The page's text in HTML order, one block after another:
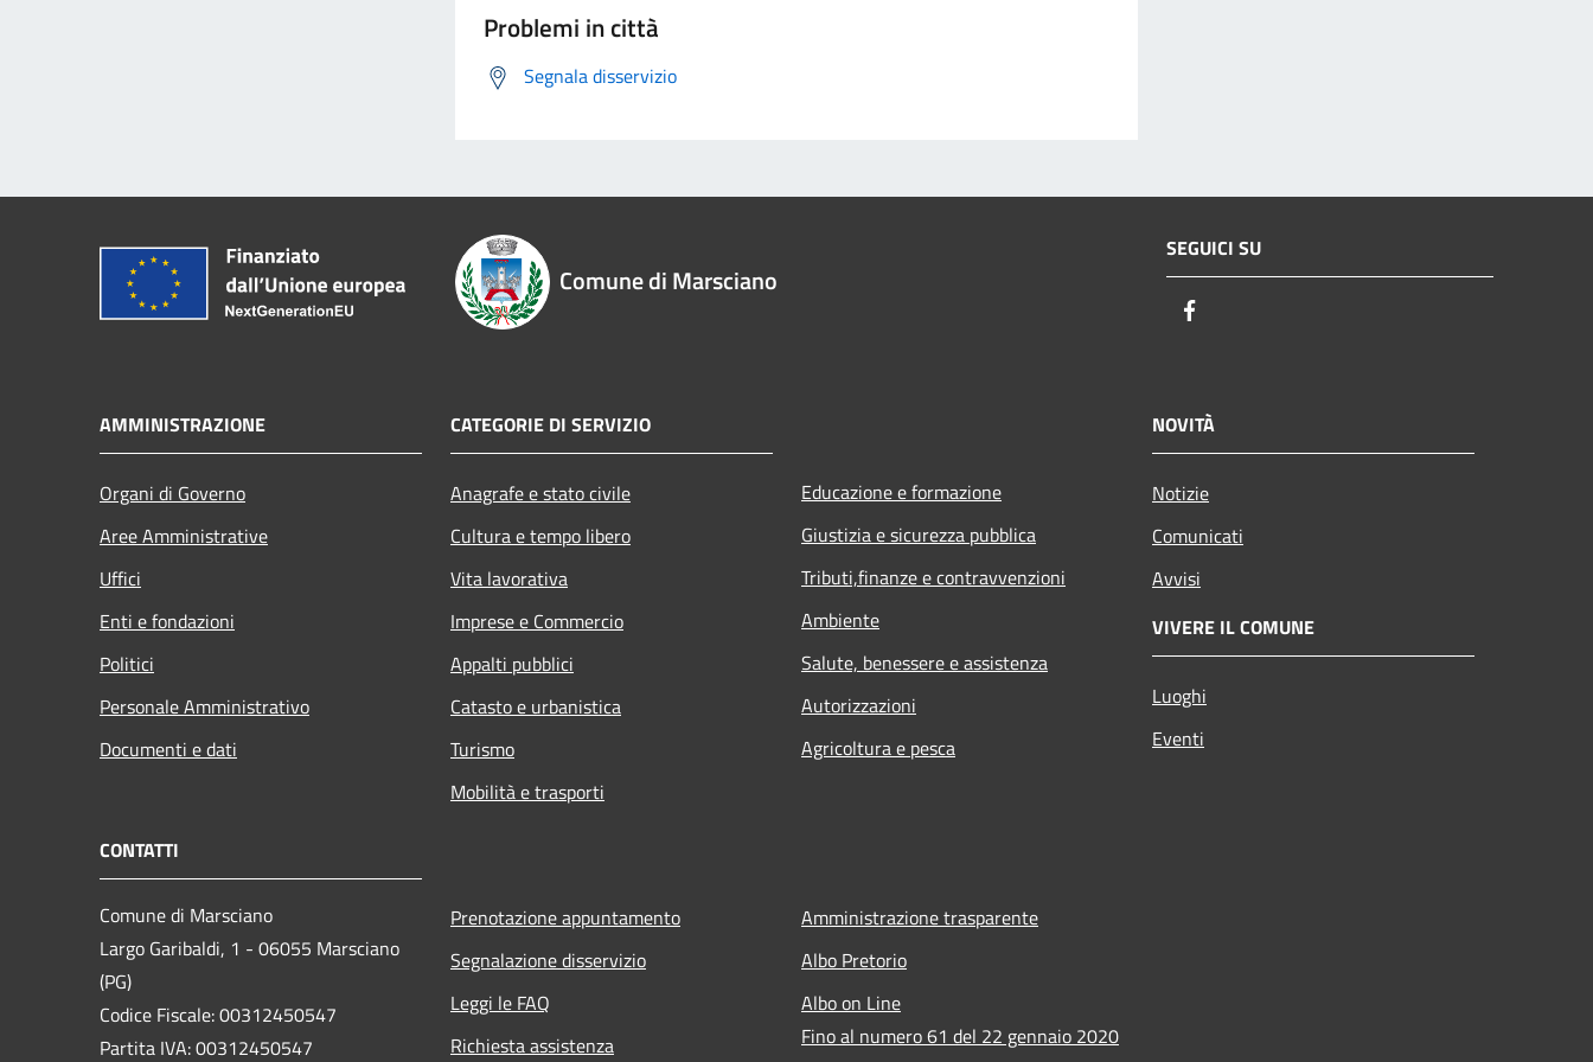
Problemi in città
Segnala disservizio
Comune di Marsciano
SEGUICI SU
AMMINISTRAZIONE
Organi di Governo
Aree Amministrative
Uffici
Enti e fondazioni
Politici
Personale Amministrativo
Documenti e dati
CATEGORIE DI SERVIZIO
Anagrafe e stato civile
Cultura e tempo libero
Vita lavorativa
Imprese e Commercio
Appalti pubblici
Catasto e urbanistica
Turismo
Mobilità e trasporti
Educazione e formazione
Giustizia e sicurezza pubblica
Tributi,finanze e contravvenzioni
Ambiente
Salute, benessere e assistenza
Autorizzazioni
Agricoltura e pesca
NOVITÀ
Notizie
Comunicati
Avvisi
VIVERE IL COMUNE
Luoghi
Eventi
CONTATTI
Comune di Marsciano
Largo Garibaldi, 1 - 06055 Marsciano
(PG)
Codice Fiscale: 00312450547
Partita IVA: 00312450547
Prenotazione appuntamento
Segnalazione disservizio
Leggi le FAQ
Richiesta assistenza
Amministrazione trasparente
Albo Pretorio
Albo on Line
Fino al numero 61 del 22 gennaio 2020